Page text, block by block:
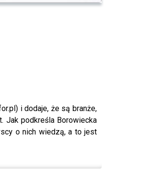
i dodaje, że są branże,
Jak podkreśla Borowiecka
o nich wiedzą, a to jest